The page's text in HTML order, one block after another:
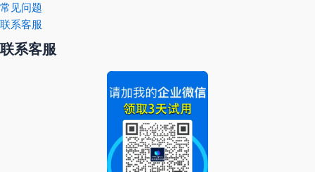
常见问题
联系客服
联系客服